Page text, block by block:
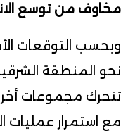
مخاوف من توسع
وبحسب التوقعات
نحو المنطقة
تتحرك مجموعات أخرى
مع استمرار عمليات